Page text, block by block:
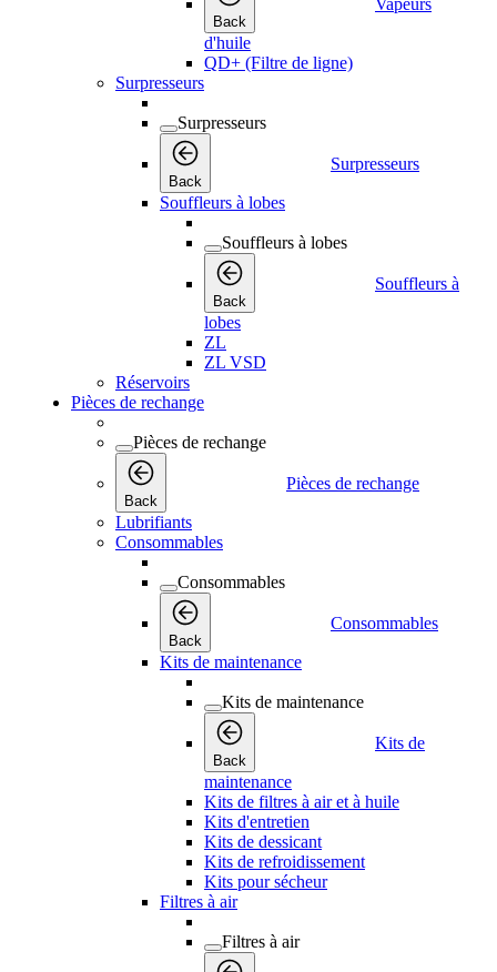
Back
Vapeurs
d'huile
QD+ (Filtre de ligne)
Surpresseurs
Surpresseurs
Back
Surpresseurs
Souffleurs à lobes
Souffleurs à lobes
Back
Souffleurs à
lobes
ZL
ZL VSD
Réservoirs
Pièces de rechange
Pièces de rechange
Back
Pièces de rechange
Lubrifiants
Consommables
Consommables
Back
Consommables
Kits de maintenance
Kits de maintenance
Back
Kits de
maintenance
Kits de filtres à air et à huile
Kits d'entretien
Kits de dessicant
Kits de refroidissement
Kits pour sécheur
Filtres à air
Filtres à air